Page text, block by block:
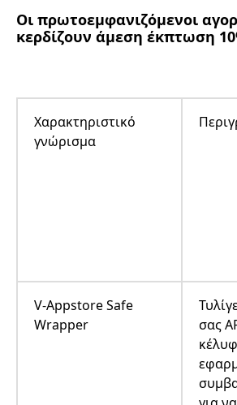
Οι πρωτοεμφανιζόμενοι
κερδίζουν άμεση έκπτωση
Χαρακτηριστικό
γνώρισμα
V-Appstore Safe
Wrapper
σας